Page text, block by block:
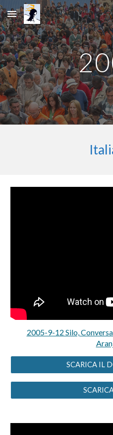
Skip to main content
2005-9-12 Silo,
SCARICA IL